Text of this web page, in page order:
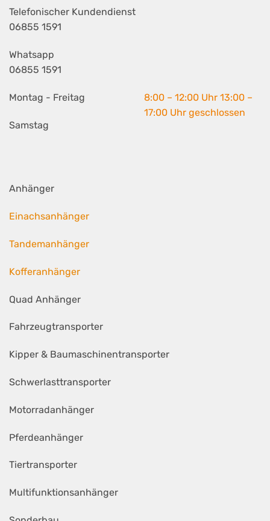
Telefonischer Kundendienst
06855 1591
Whatsapp
06855 1591
Montag - Freitag
Samstag
8:00 – 12:00 Uhr 13:00 –
17:00 Uhr geschlossen
Anhänger
Einachsanhänger
Tandemanhänger
Kofferanhänger
Quad Anhänger
Fahrzeugtransporter
Kipper & Baumaschinentransporter
Schwerlasttransporter
Motorradanhänger
Pferdeanhänger
Tiertransporter
Multifunktionsanhänger